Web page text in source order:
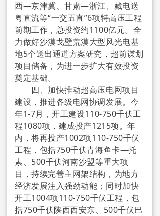
中医中药
专家资源
合作伙伴
会员专区
党建宣传
业内资讯
→ 农安委动态
→ 国促会动态
→ 中科协新闻
联系我们
西—京津冀、甘肃—浙江、藏电送
粤直流等“一交五直”6项特高压工程
前期工作，总投资约1100亿元。全
力做好沙漠戈壁荒漠大型风光电基
地5个送出通道方案研究，超前谋划
项目储备，为进一步扩大有效投资
奠定基础。
四、加快推动超高压电网项目
建设，推进各级电网协调发展。今
年1-7月，开工建设110-750千伏工
程1080项，建成投产1215项。年
内，将再投产1002项110-750千伏
工程，包括750千伏青海鱼卡—托
素、500千伏河南沙盟等重大项
目，持续完善主网架结构，为地方
经济发展注入强劲动能；同时加快
开工1004项110-750千伏工程，包
括750千伏陕西西安东、500千伏巴